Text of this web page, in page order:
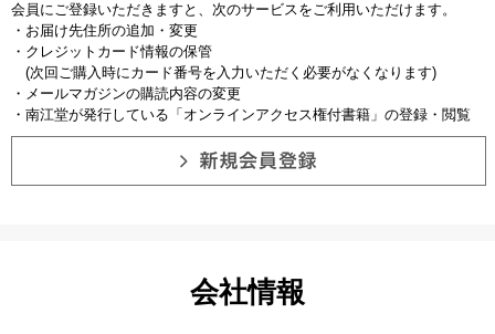
会員にご登録いただきますと、次のサービスをご利用いただけます。
・お届け先住所の追加・変更
・クレジットカード情報の保管
(次回ご購入時にカード番号を入力いただく必要がなくなります)
・メールマガジンの購読内容の変更
・南江堂が発行している「オンラインアクセス権付書籍」の登録・閲覧
会社情報